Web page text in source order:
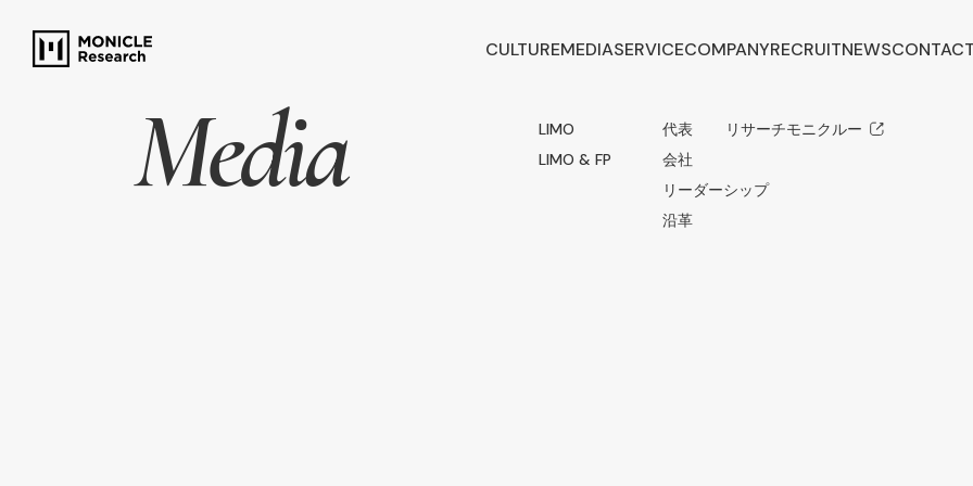
CULTUREMEDIA
LIMO
LIMO & FP
SERVICECOMPANY
代表メッセージ
会社概要
リーダーシップ
沿革
RECRUIT
リサーチモニクルー
NEWS
Media